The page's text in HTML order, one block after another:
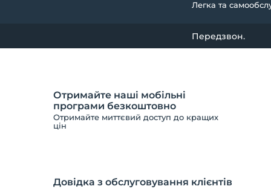
Легка та
Передзвон.
Отримайте наші мобільні
програми безкоштовно
Отримайте миттєвий доступ до кращих
цін
Довідка з обслуговування клієнтів